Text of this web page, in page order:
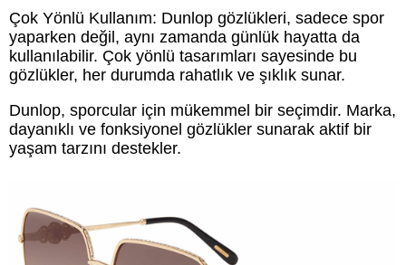
Çok Yönlü Kullanım: Dunlop gözlükleri, sadece spor
yaparken değil, aynı zamanda günlük hayatta da
kullanılabilir. Çok yönlü tasarımları sayesinde bu
gözlükler, her durumda rahatlık ve şıklık sunar.
Dunlop, sporcular için mükemmel bir seçimdir. Marka,
dayanıklı ve fonksiyonel gözlükler sunarak aktif bir
yaşam tarzını destekler.